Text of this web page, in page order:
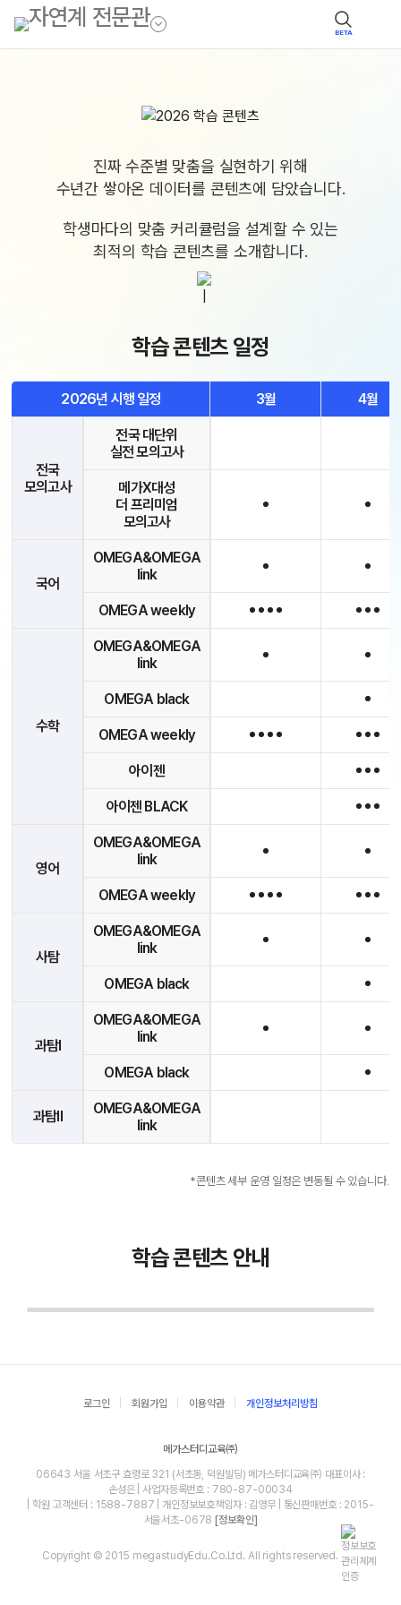
BETA
진짜 수준별 맞춤을 실현하기 위해
수년간 쌓아온 데이터를 콘텐츠에 담았습니다.
학생마다의 맞춤 커리큘럼을 설계할 수 있는
최적의 학습 콘텐츠를 소개합니다.
학습 콘텐츠 일정
2026년 시행 일정 3월 4월
전국
모의고사
전국 대단위
실전 모의고사
메가X대성
더 프리미엄
모의고사
국어
OMEGA&OMEGA
link
OMEGA weekly
수학
OMEGA&OMEGA
link
OMEGA black
OMEGA weekly
아이젠
아이젠 BLACK
영어
OMEGA&OMEGA
link
OMEGA weekly
사탐
OMEGA&OMEGA
link
OMEGA black
과탐I
OMEGA&OMEGA
link
OMEGA black
과탐II
OMEGA&OMEGA
link
*콘텐츠 세부 운영 일정은 변동될 수 있습니다.
학습 콘텐츠 안내
로그인 회원가입 이용약관 개인정보처리방침
메가스터디교육㈜
06643 서울 서초구 효령로 321 (서초동, 덕원빌딩) 메가스터디교육㈜ 대표이사 :
손성은 | 사업자등록번호 : 780-87-00034
| 학원 고객센터 : 1588-7887 | 개인정보보호책임자 : 김영무 | 통신판매번호 : 2015-
서울서초-0678 [정보확인]
Copyright © 2015 megastudyEdu.Co.Ltd. All rights reserved.